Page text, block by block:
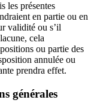
les présentes
en partie ou en
validité ou s’il
cela
ou partie des
annulée ou
prendra effet.
générales